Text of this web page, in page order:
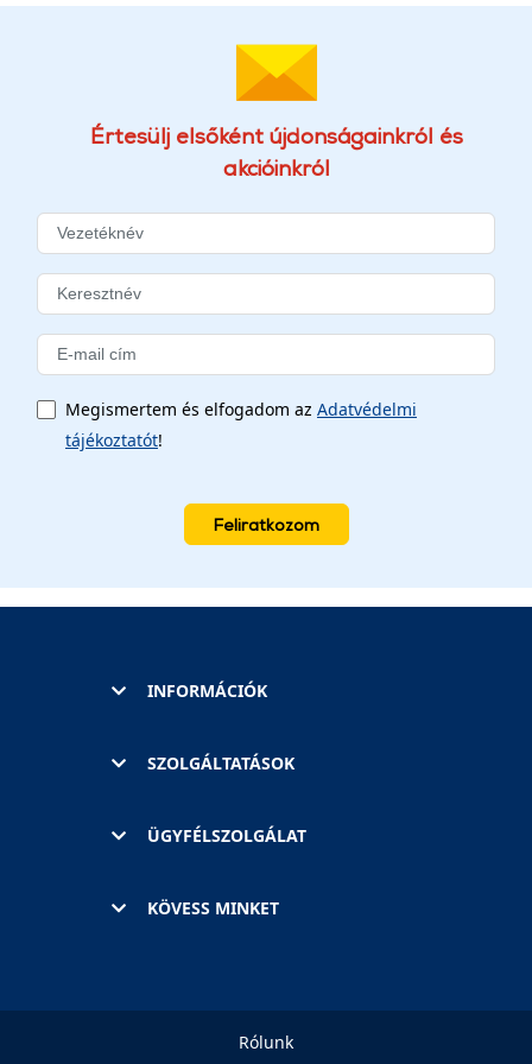
Értesülj elsőként újdonságainkról és
akcióinkról
Megismertem és elfogadom az Adatvédelmi
tájékoztatót!
Feliratkozom
INFORMÁCIÓK
SZOLGÁLTATÁSOK
ÜGYFÉLSZOLGÁLAT
KÖVESS MINKET
Rólunk